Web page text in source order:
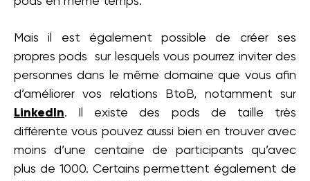
Mais il est également possible de créer ses
propres pods sur lesquels vous pourrez inviter des
personnes dans le même domaine que vous afin
d’améliorer vos relations BtoB, notamment sur
LinkedIn. Il existe des pods de taille très
différente vous pouvez aussi bien en trouver avec
moins d’une centaine de participants qu’avec
plus de 1000. Certains permettent également de